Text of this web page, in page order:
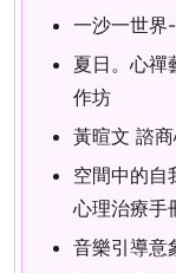
一沙一世界
夏日。心禪
作坊
黃暄文 諮
空間中的自
心理治療手
音樂引導意